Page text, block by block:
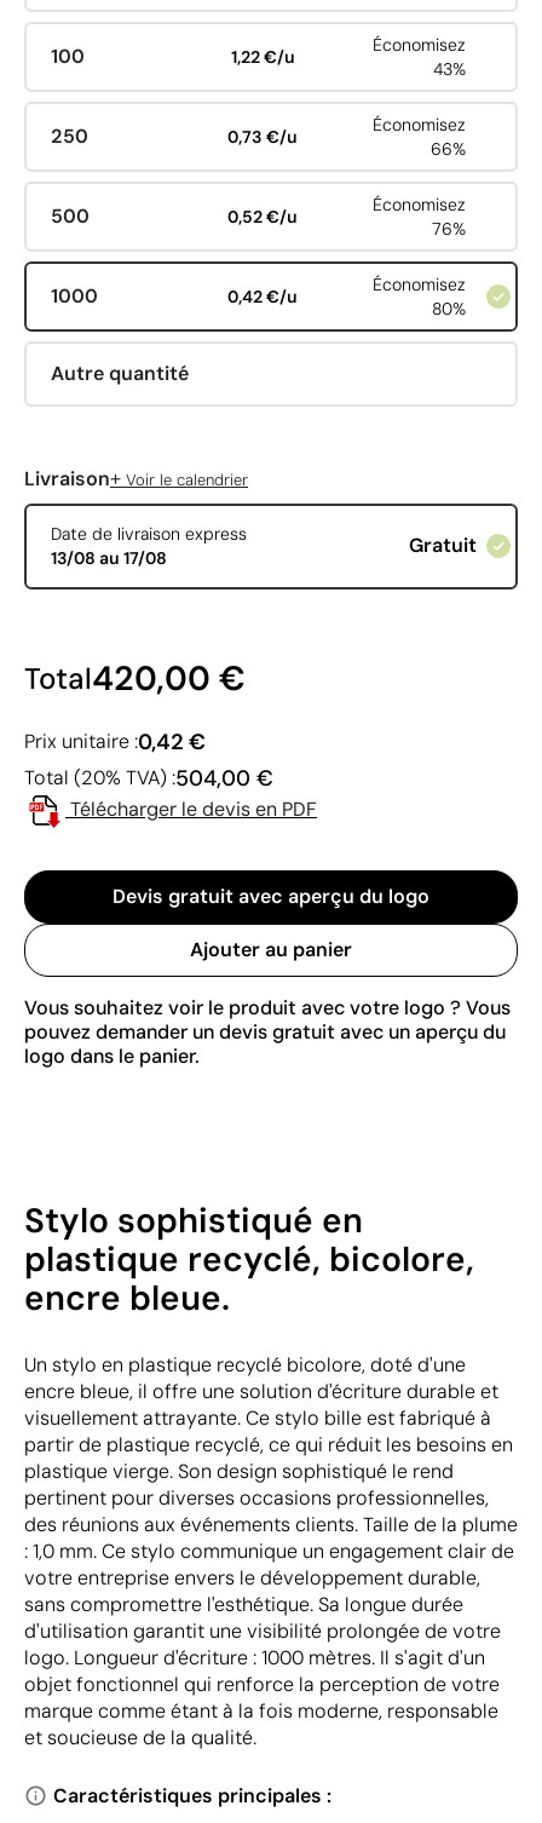
100 1,22 €/u
Économisez
43%
250 0,73 €/u
Économisez
66%
500 0,52 €/u
Économisez
76%
1000 0,42 €/u
Économisez
80%
Autre quantité
Livraison+ Voir le calendrier
Date de livraison express
13/08 au 17/08
Gratuit
Total420,00 €
Prix unitaire :0,42 €
Total (20% TVA) :504,00 €
Télécharger le devis en PDF
Devis gratuit avec aperçu du logo
Ajouter au panier
Vous souhaitez voir le produit avec votre logo ? Vous
pouvez demander un devis gratuit avec un aperçu du
logo dans le panier.
Stylo sophistiqué en
plastique recyclé, bicolore,
encre bleue.
Un stylo en plastique recyclé bicolore, doté d'une
encre bleue, il offre une solution d'écriture durable et
visuellement attrayante. Ce stylo bille est fabriqué à
partir de plastique recyclé, ce qui réduit les besoins en
plastique vierge. Son design sophistiqué le rend
pertinent pour diverses occasions professionnelles,
des réunions aux événements clients. Taille de la plume
: 1,0 mm. Ce stylo communique un engagement clair de
votre entreprise envers le développement durable,
sans compromettre l'esthétique. Sa longue durée
d'utilisation garantit une visibilité prolongée de votre
logo. Longueur d'écriture : 1000 mètres. Il s'agit d'un
objet fonctionnel qui renforce la perception de votre
marque comme étant à la fois moderne, responsable
et soucieuse de la qualité.
Caractéristiques principales :